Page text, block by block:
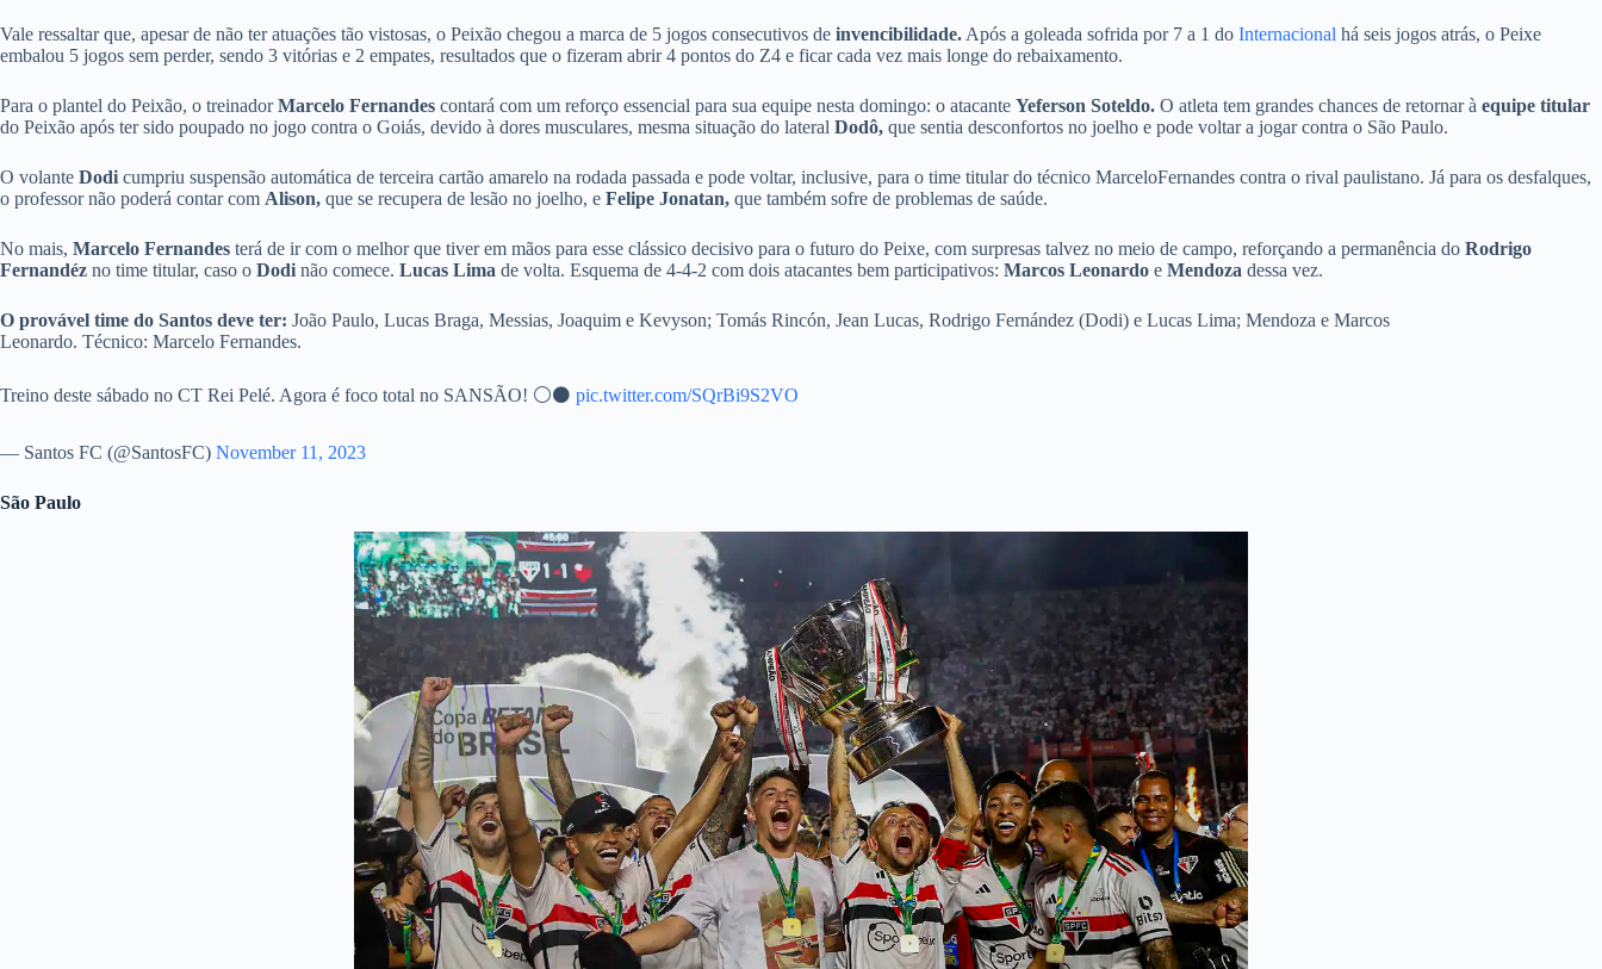
Vale ressaltar que, apesar de não ter atuações tão vistosas, o Peixão chegou a marca de 5 jogos consecutivos de invencibilidade. Após a goleada sofrida por 7 a 1 do Internacional há seis jogos atrás, o Peixe
embalou 5 jogos sem perder, sendo 3 vitórias e 2 empates, resultados que o fizeram abrir 4 pontos do Z4 e ficar cada vez mais longe do rebaixamento.
Para o plantel do Peixão, o treinadorMarcelo Fernandes contará com um reforço essencial para sua equipe nesta domingo: o atacante Yeferson Soteldo. O atleta tem grandes chances de retornar à equipe titular
do Peixão após ter sido poupado no jogo contra o Goiás, devido à dores musculares, mesma situação do lateral Dodô, que sentia desconfortos no joelho e pode voltar a jogar contra o São Paulo.
O volante Dodi cumpriu suspensão automática de terceira cartão amarelo na rodada passada e pode voltar, inclusive, para o time titular do técnico MarceloFernandes contra o rival paulistano. Já para os desfalques,
o professor não poderá contar com Alison, que se recupera de lesão no joelho, e Felipe Jonatan, que também sofre de problemas de saúde.
No mais, Marcelo Fernandes terá de ir com o melhor que tiver em mãos para esse clássico decisivo para o futuro do Peixe, com surpresas talvez no meio de campo, reforçando a permanência do Rodrigo
Fernandéz no time titular, caso o Dodi não comece. Lucas Lima de volta. Esquema de 4-4-2 com dois atacantes bem participativos: Marcos Leonardo e Mendoza dessa vez.
O provável time do Santos deve ter: João Paulo, Lucas Braga, Messias, Joaquim e Kevyson; Tomás Rincón, Jean Lucas, Rodrigo Fernández (Dodi) e Lucas Lima; Mendoza e Marcos
Leonardo. Técnico: Marcelo Fernandes.
Treino deste sábado no CT Rei Pelé. Agora é foco total no SANSÃO! ⚪⚫ pic.twitter.com/SQrBi9S2VO
— Santos FC (@SantosFC) November 11, 2023
São Paulo